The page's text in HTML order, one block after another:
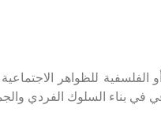
الفلسفية للظواهر
في بناء السلوك الفردي